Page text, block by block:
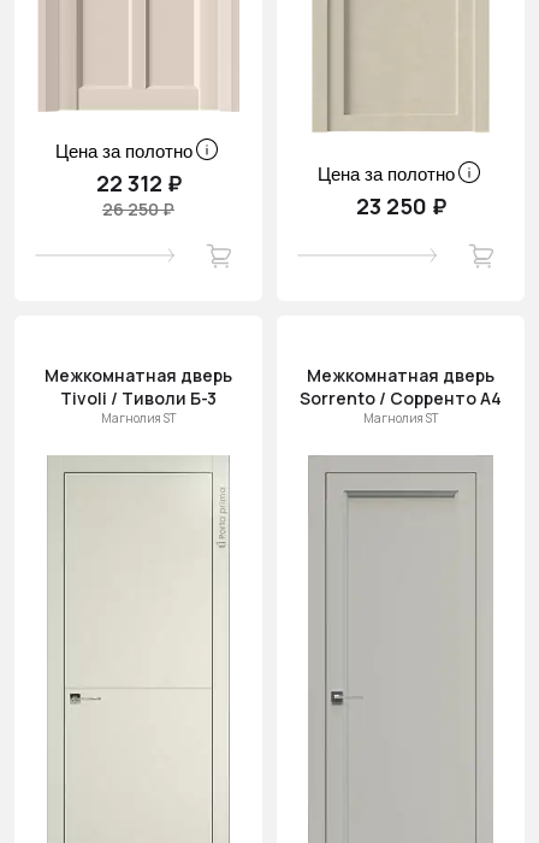
Цена за полотно
22 312 ₽
26 250 ₽
Цена за полотно
23 250 ₽
Межкомнатная дверь
Tivoli / Тиволи Б-3
Магнолия ST
Межкомнатная дверь
Sorrento / Сорренто А4
Магнолия ST